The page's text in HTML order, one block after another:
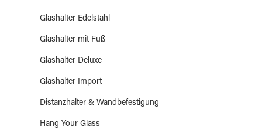
Glashalter Edelstahl
Glashalter mit Fuß
Glashalter Deluxe
Glashalter Import
Distanzhalter & Wandbefestigung
Hang Your Glass